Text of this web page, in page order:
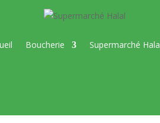
Boucherie Supermarché